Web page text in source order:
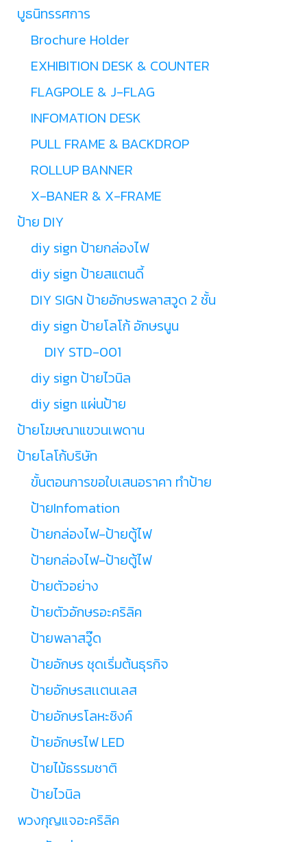
บูธนิทรรศการ
Brochure Holder
EXHIBITION DESK & COUNTER
FLAGPOLE & J-FLAG
INFOMATION DESK
PULL FRAME & BACKDROP
ROLLUP BANNER
X-BANER & X-FRAME
ป้าย DIY
diy sign ป้ายกล่องไฟ
diy sign ป้ายสแตนดี้
DIY SIGN ป้ายอักษรพลาสวูด 2 ชั้น
diy sign ป้ายโลโก้ อักษรนูน
DIY STD-001
diy sign ป้ายไวนิล
diy sign แผ่นป้าย
ป้ายโฆษณาแขวนเพดาน
ป้ายโลโก้บริษัท
ขั้นตอนการขอใบเสนอราคา ทำป้าย
ป้ายInfomation
ป้ายกล่องไฟ-ป้ายตู้ไฟ
ป้ายกล่องไฟ-ป้ายตู้ไฟ
ป้ายตัวอย่าง
ป้ายตัวอักษรอะคริลิค
ป้ายพลาสวู๊ด
ป้ายอักษร ชุดเริ่มต้นธุรกิจ
ป้ายอักษรสเเตนเลส
ป้ายอักษรโลหะซิงค์
ป้ายอักษรไฟ LED
ป้ายไม้ธรรมชาติ
ป้ายไวนิล
พวงกุญแจอะคริลิค